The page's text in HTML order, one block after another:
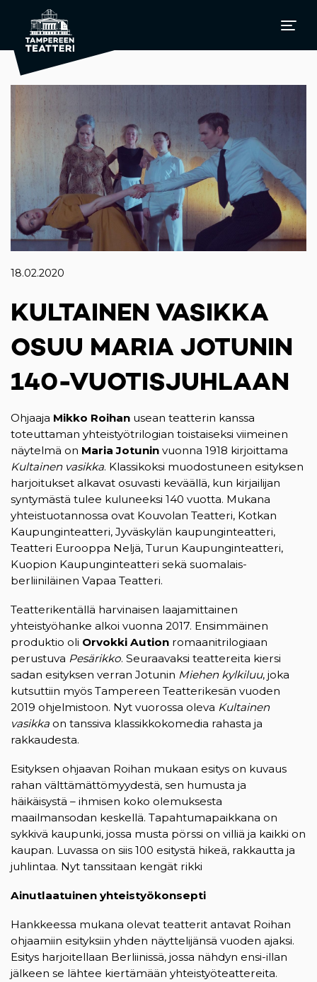
18.02.2020
KULTAINEN VASIKKA
OSUU MARIA JOTUNIN
140-VUOTISJUHLAAN
Ohjaaja Mikko Roihan usean teatterin kanssa
toteuttaman yhteistyötrilogian toistaiseksi viimeinen
näytelmä on Maria Jotunin vuonna 1918 kirjoittama
Kultainen vasikka. Klassikoksi muodostuneen esityksen
harjoitukset alkavat osuvasti keväällä, kun kirjailijan
syntymästä tulee kuluneeksi 140 vuotta. Mukana
yhteistuotannossa ovat Kouvolan Teatteri, Kotkan
Kaupunginteatteri, Jyväskylän kaupunginteatteri,
Teatteri Eurooppa Neljä, Turun Kaupunginteatteri,
Kuopion Kaupunginteatteri sekä suomalais-
berliiniläinen Vapaa Teatteri.
Teatterikentällä harvinaisen laajamittainen
yhteistyöhanke alkoi vuonna 2017. Ensimmäinen
produktio oli Orvokki Aution romaanitrilogiaan
perustuva Pesärikko. Seuraavaksi teattereita kiersi
sadan esityksen verran Jotunin Miehen kylkiluu, joka
kutsuttiin myös Tampereen Teatterikesän vuoden
2019 ohjelmistoon. Nyt vuorossa oleva Kultainen
vasikka on tanssiva klassikkokomedia rahasta ja
rakkaudesta.
Esityksen ohjaavan Roihan mukaan esitys on kuvaus
rahan välttämättömyydestä, sen humusta ja
häikäisystä – ihmisen koko olemuksesta
maailmansodan keskellä. Tapahtumapaikkana on
sykkivä kaupunki, jossa musta pörssi on villiä ja kaikki on
kaupan. Luvassa on siis 100 esitystä hikeä, rakkautta ja
juhlintaa. Nyt tanssitaan kengät rikki
Ainutlaatuinen yhteistyökonsepti
Hankkeessa mukana olevat teatterit antavat Roihan
ohjaamiin esityksiin yhden näyttelijänsä vuoden ajaksi.
Esitys harjoitellaan Berliinissä, jossa nähdyn ensi-illan
jälkeen se lähtee kiertämään yhteistyöteattereita.